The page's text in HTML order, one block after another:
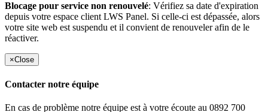
Blocage pour service non renouvelé: Vérifiez sa date d'expiration
depuis votre espace client LWS Panel. Si celle-ci est dépassée, alors
votre site web est suspendu et il convient de renouveler afin de le
réactiver.
×Close
Contacter notre équipe
En cas de problème notre équipe est à votre écoute au 0892 700